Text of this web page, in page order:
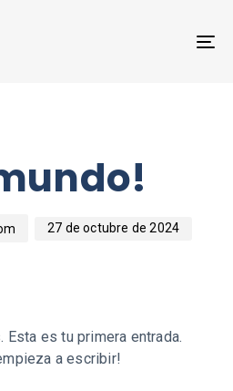
27 de octubre de 2024
Esta es tu primera entrada.
a escribir!